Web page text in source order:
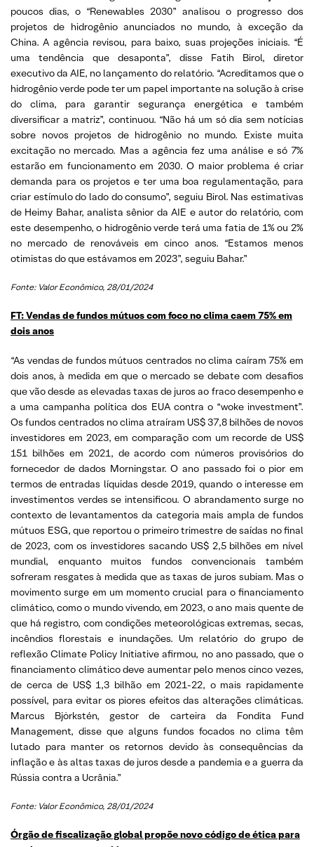
poucos dias, o “Renewables 2030” analisou o progresso dos
projetos de hidrogênio anunciados no mundo, à exceção da
China. A agência revisou, para baixo, suas projeções iniciais. “É
uma tendência que desaponta”, disse Fatih Birol, diretor
executivo da AIE, no lançamento do relatório. “Acreditamos que o
hidrogênio verde pode ter um papel importante na solução à crise
do clima, para garantir segurança energética e também
diversificar a matriz”, continuou. “Não há um só dia sem notícias
sobre novos projetos de hidrogênio no mundo. Existe muita
excitação no mercado. Mas a agência fez uma análise e só 7%
estarão em funcionamento em 2030. O maior problema é criar
demanda para os projetos e ter uma boa regulamentação, para
criar estímulo do lado do consumo”, seguiu Birol. Nas estimativas
de Heimy Bahar, analista sênior da AIE e autor do relatório, com
este desempenho, o hidrogênio verde terá uma fatia de 1% ou 2%
no mercado de renováveis em cinco anos. “Estamos menos
otimistas do que estávamos em 2023”, seguiu Bahar.”
Fonte: Valor Econômico, 28/01/2024
FT: Vendas de fundos mútuos com foco no clima caem 75% em
dois anos
“As vendas de fundos mútuos centrados no clima caíram 75% em
dois anos, à medida em que o mercado se debate com desafios
que vão desde as elevadas taxas de juros ao fraco desempenho e
a uma campanha política dos EUA contra o “woke investment”.
Os fundos centrados no clima atraíram US$ 37,8 bilhões de novos
investidores em 2023, em comparação com um recorde de US$
151 bilhões em 2021, de acordo com números provisórios do
fornecedor de dados Morningstar. O ano passado foi o pior em
termos de entradas líquidas desde 2019, quando o interesse em
investimentos verdes se intensificou. O abrandamento surge no
contexto de levantamentos da categoria mais ampla de fundos
mútuos ESG, que reportou o primeiro trimestre de saídas no final
de 2023, com os investidores sacando US$ 2,5 bilhões em nível
mundial, enquanto muitos fundos convencionais também
sofreram resgates à medida que as taxas de juros subiam. Mas o
movimento surge em um momento crucial para o financiamento
climático, como o mundo vivendo, em 2023, o ano mais quente de
que há registro, com condições meteorológicas extremas, secas,
incêndios florestais e inundações. Um relatório do grupo de
reflexão Climate Policy Initiative afirmou, no ano passado, que o
financiamento climático deve aumentar pelo menos cinco vezes,
de cerca de US$ 1,3 bilhão em 2021-22, o mais rapidamente
possível, para evitar os piores efeitos das alterações climáticas.
Marcus Björkstén, gestor de carteira da Fondita Fund
Management, disse que alguns fundos focados no clima têm
lutado para manter os retornos devido às consequências da
inflação e às altas taxas de juros desde a pandemia e a guerra da
Rússia contra a Ucrânia.”
Fonte: Valor Econômico, 28/01/2024
Órgão de fiscalização global propõe novo código de ética para